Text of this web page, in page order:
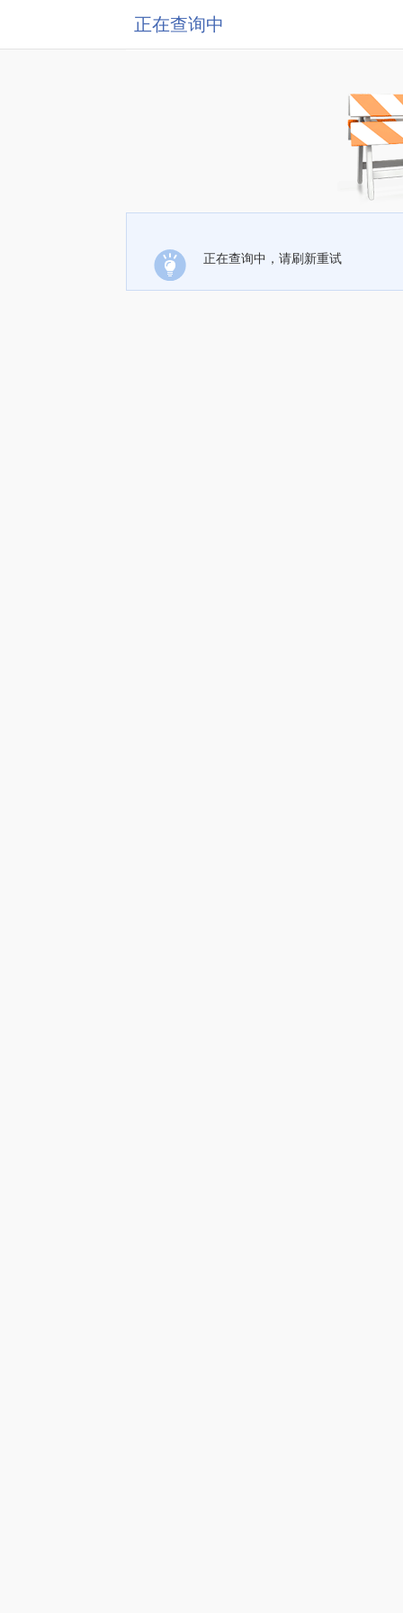
正在查询中
正在查询中，请刷新重试